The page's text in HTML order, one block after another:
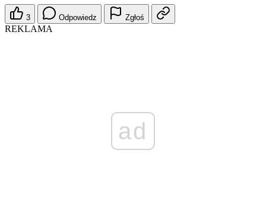
3 Odpowiedz Zgłoś
REKLAMA
ad